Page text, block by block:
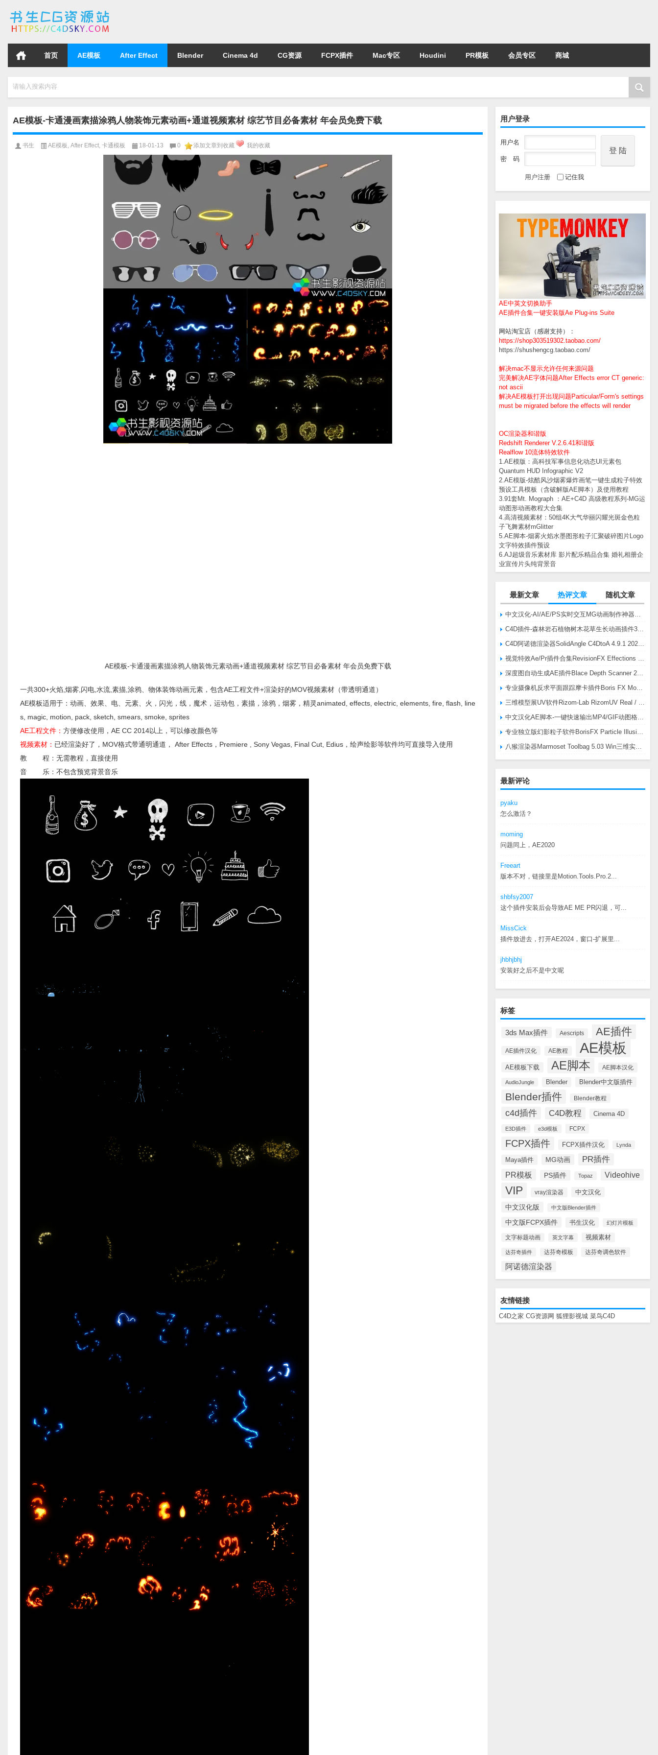
首页 AE模板 After Effect Blender Cinema 4d CG资源 FCPX插件 Mac专区 Houdini PR模板 会员专区 商城
请输入搜索内容
用户登录
用户名
密 码
用户注册 记住我
AE中英文切换助手
AE插件合集一键安装版Ae Plug-ins Suite
网站淘宝店（感谢支持）：
https://shop303519302.taobao.com/
https://shushengcg.taobao.com/
解决mac不显示允许任何来源问题
完美解决AE字体问题After Effects error CT generic:
not ascii
解决AE模板打开出现问题Particular/Form's settings
must be migrated before the effects will render
OC渲染器和谐版
Redshift Renderer V.2.6.41和谐版
Realflow 10流体特效软件
1.AE模版：高科技军事信息化动态UI元素包
Quantum HUD Infographic V2
2.AE模版-炫酷风沙烟雾爆炸画笔一键生成粒子特效
预设工具模板（含破解版AE脚本）及使用教程
3.91套Mt. Mograph ：AE+C4D 高级教程系列-MG运
动图形动画教程大合集
4.高清视频素材：50组4K大气华丽闪耀光斑金色粒
子飞舞素材mGlitter
5.AE脚本-烟雾火焰水墨图形粒子汇聚破碎图片Logo
文字特效插件预设
6.AJ超级音乐素材库 影片配乐精品合集 婚礼相册企
业宣传片头纯背景音
最新文章 热评文章 随机文章
最新评论
pyaku
怎么激活？
moming
问题同上，AE2020
Freeart
版本不对，链接里是Motion.Tools.Pro.2...
shbfsy2007
这个插件安装后会导致AE ME PR闪退，可...
MissCick
插件放进去，打开AE2024，窗口-扩展里...
jhbhjbhj
安装好之后不是中文呢
标签
3ds Max插件 Aescripts AE插件
AE插件汉化 AE教程 AE模板
AE模板下载 AE脚本 AE脚本汉化
AudioJungle Blender Blender中文版插件
Blender插件 Blender教程
c4d插件 C4D教程 Cinema 4D
E3D插件 e3d模板 FCPX
FCPX插件 FCPX插件汉化 Lynda
Maya插件 MG动画 PR插件
PR模板 PS插件 Topaz Videohive
VIP vray渲染器 中文汉化
中文汉化版 中文版Blender插件
中文版FCPX插件 书生汉化 幻灯片模板
文字标题动画 英文字幕 视频素材
达芬奇插件 达芬奇模板 达芬奇调色软件
阿诺德渲染器
友情链接
C4D之家 CG资源网 狐狸影视城 菜鸟C4D
AE模板-卡通漫画素描涂鸦人物装饰元素动画+通道视频素材 综艺节目必备素材 年会员免费下载
书生 AE模板 , After Effect, 卡通模板 18-01-13 0 添加文章到收藏 我的收藏
AE模板-卡通漫画素描涂鸦人物装饰元素动画+通道视频素材 综艺节目必备素材 年会员免费下载
一共300+火焰,烟雾,闪电,水流,素描,涂鸦、物体装饰动画元素，包含AE工程文件+渲染好的MOV视频素材（带透明通道）
AE模板适用于：动画、效果、电、元素、火，闪光，线，魔术，运动包，素描，涂鸦，烟雾，精灵animated, effects, electric, elements, fire, flash, line
s, magic, motion, pack, sketch, smears, smoke, sprites
AE工程文件： 方便修改使用，AE CC 2014以上，可以修改颜色等
视频素材： 已经渲染好了，MOV格式带通明通道， After Effects，Premiere , Sony Vegas, Final Cut, Edius，绘声绘影等软件均可直接导入使用
教 程：无需教程，直接使用
音 乐：不包含预览背景音乐